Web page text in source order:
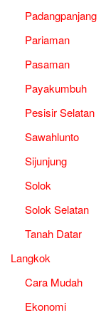
Padangpanjang
Pariaman
Pasaman
Payakumbuh
Pesisir Selatan
Sawahlunto
Sijunjung
Solok
Solok Selatan
Tanah Datar
Langkok
Cara Mudah
Ekonomi